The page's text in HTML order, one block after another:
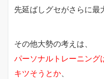
先延ばしグセがさらに最
その他大勢の考えは、
パーソナルトレーニング
キツそうとか